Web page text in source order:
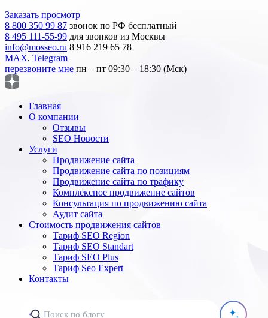
Заказать просмотр
8 800 350 99 87 звонок по РФ бесплатный
8 495 111-55-99 для звонков из Москвы
info@mosseo.ru 8 916 219 65 78
MAX, Telegram
перезвоните мне пн – пт 09:30 – 18:30 (Мск)
Главная
О компании
Отзывы
SEO Новости
Услуги
Продвижение сайта
Продвижение сайта по позициям
Продвижение сайта по трафику
Комплексное продвижение сайтов
Консультация по продвижению сайта
Аудит сайта
Стоимость продвижения сайтов
Тариф SEO Region
Тариф SEO Standart
Тариф SEO Plus
Тариф Seo Expert
Контакты